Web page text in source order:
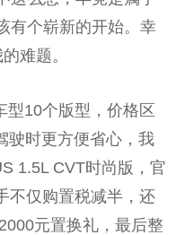
有个崭新的开始。幸
难题。
型10个版型，价格区
时更方便省心，我
1.5L CVT时尚版，官
不仅购置税减半，还
元置换礼，最后整